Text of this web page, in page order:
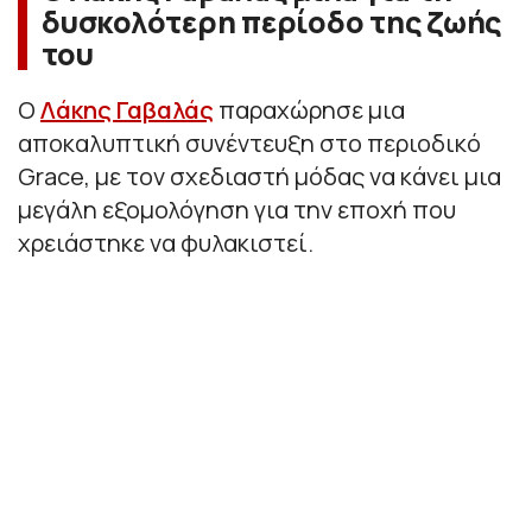
δυσκολότερη περίοδο της ζωής
του
ΟΛάκης Γαβαλάς παραχώρησε μια
αποκαλυπτική συνέντευξη στο περιοδικό
Grace, με τον σχεδιαστή μόδας να κάνει μια
μεγάλη εξομολόγηση για την εποχή που
χρειάστηκε να φυλακιστεί.